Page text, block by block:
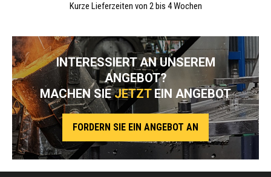
Kurze Lieferzeiten von 2 bis 4 Wochen
INTERESSIERT AN UNSEREM
ANGEBOT?
MACHEN SIEJETZTEIN ANGEBOT
FORDERN SIE EIN ANGEBOT AN